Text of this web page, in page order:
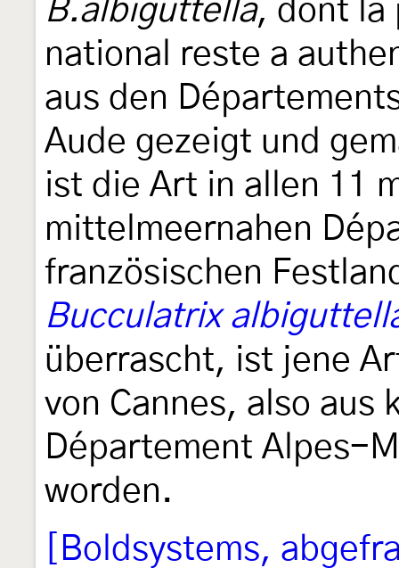
B.albiguttella, dont la
national reste a
aus den
Aude gezeigt und
ist die Art in allen 11
mittelmeernahen
französischen
Bucculatrix
überrascht, ist jene
von Cannes, also aus
Département Alpes-
worden.
[Boldsystems,